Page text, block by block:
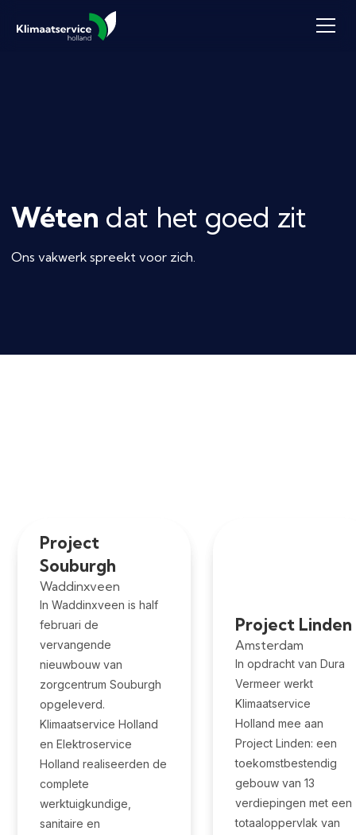
Wéten dat het goed zit
Ons vakwerk spreekt voor zich.
Project
Souburgh
Waddinxveen
In Waddinxveen is half
februari de
vervangende
nieuwbouw van
zorgcentrum Souburgh
opgeleverd.
Klimaatservice Holland
en Elektroservice
Holland realiseerden de
complete
werktuigkundige,
sanitaire en
Project Linden
Amsterdam
In opdracht van Dura
Vermeer werkt
Klimaatservice
Holland mee aan
Project Linden: een
toekomstbestendig
gebouw van 13
verdiepingen met een
totaaloppervlak van